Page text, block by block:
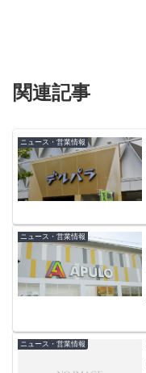
関連記事
ニュース・営業情報
ニュース・営業情報
ニュース・営業情報